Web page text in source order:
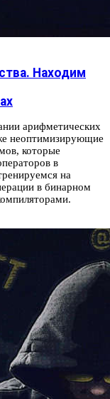
Находим
арифметических
неоптимизирующие
которые
в
на
в бинарном